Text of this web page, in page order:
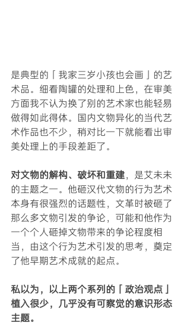
是典型的「我家三岁小孩也会画」的艺
术品。细看陶罐的处理和上色，在审美
方面我不认为换了别的艺术家也能轻易
做得如此得体。国内文物异化的当代艺
术作品也不少，稍对比一下就能看出审
美处理上的手段差距了。
对文物的解构、破坏和重建，是艾未未
的主题之一。他砸汉代文物的行为艺术
本身有很强烈的话题性，文革时被砸了
那么多文物引发的争论，可能和他作为
一个个人砸掉文物带来的争论程度相
当，由这个行为艺术引发的思考，奠定
了他早期艺术成就的起点。
私以为，以上两个系列的「政治观点」
植入很少，几乎没有可察觉的意识形态
主题。